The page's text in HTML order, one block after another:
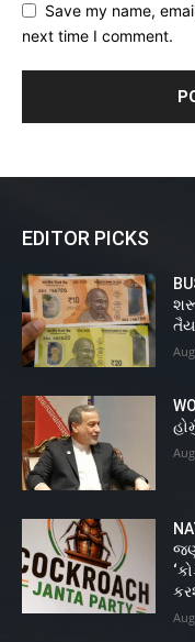
Save my name,
next time I comment.
EDITOR PICKS